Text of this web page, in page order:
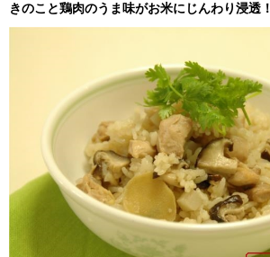
きのこと鶏肉のうま味がお米にじんわり浸透！